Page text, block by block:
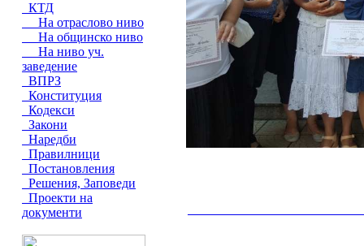
КТД
На отраслово ниво
На общинско ниво
На ниво уч.
заведение
ВПРЗ
Конституция
Кодекси
Закони
Наредби
Правилници
Постановления
Решения, Заповеди
Проекти на
документи